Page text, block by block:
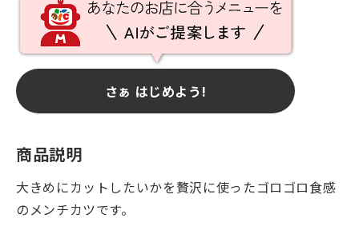
さぁ はじめよう!
商品説明
大きめにカットしたいかを贅沢に使ったゴロゴロ食感
のメンチカツです。